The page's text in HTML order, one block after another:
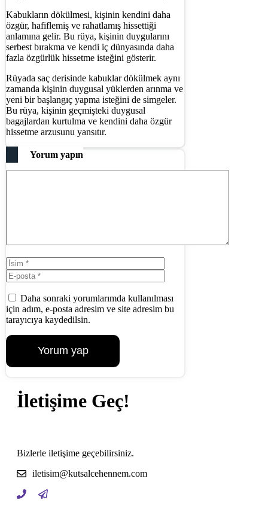
Kabukların dökülmesi, kişinin kendini daha
özgür, hafiflemiş ve rahatlamış hissettiği
anlamına gelir. Bu rüya, kişinin duygularını
serbest bırakma ve kendi iç dünyasında daha
fazla özgürlük hissetme isteğini gösterir.
Rüyada saç derisinde kabuklar dökülmek aynı
zamanda kişinin duygusal yüklerden arınma ve
yeni bir başlangıç yapma isteğini de simgeler.
Bu rüya, kişinin geçmişteki duygusal
bagajlardan kurtulma ve kendini daha özgür
hissetme arzusunu yansıtır.
Yorum yapın
İsim
posta
sitesi
Daha sonraki yorumlarımda kullanılması
için adım, e-posta adresim ve site adresim bu
tarayıcıya kaydedilsin.
İletişime Geç!
Bizlerle iletişime geçebilirsiniz.
iletisim@kutsalcehennem.com